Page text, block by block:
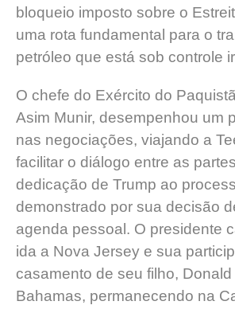
bloqueio imposto sobre o
uma rota fundamental para o
petróleo que está sob controle
O chefe do Exército do
Asim Munir, desempenhou um
nas negociações, viajando a
facilitar o diálogo entre as
dedicação de Trump ao
demonstrado por sua decisão
agenda pessoal. O presidente
ida a Nova Jersey e sua
casamento de seu filho, Donald
Bahamas, permanecendo na